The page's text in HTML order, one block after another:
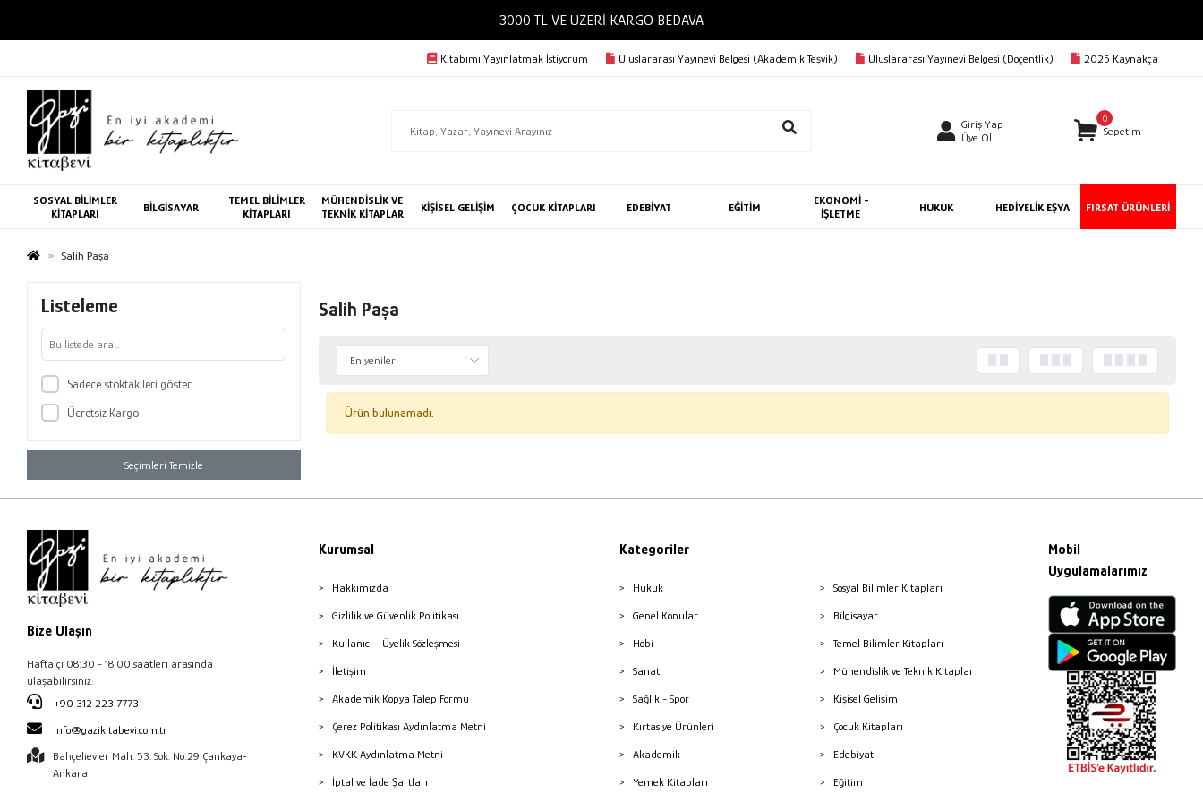
3000 TL VE ÜZERİ KARGO BEDAVA
Kitabımı Yayınlatmak İstiyorum Uluslararası Yayınevi Belgesi (Akademik Teşvik) Uluslararası Yayınevi Belgesi (Doçentlik) 2025 Kaynakça
Giriş Yap
Üye Ol
0
Sepetim
SOSYAL BİLİMLER
KİTAPLARI
BİLGİSAYAR
TEMEL BİLİMLER
KİTAPLARI
MÜHENDİSLİK VE
TEKNİK KİTAPLAR
KİŞİSEL GELİŞİM ÇOCUK KİTAPLARI EDEBİYAT EĞİTİM
EKONOMİ -
İŞLETME
HUKUK HEDİYELİK EŞYA FIRSAT ÜRÜNLERİ
Salih Paşa
Listeleme
Sadece stoktakileri göster
Ücretsiz Kargo
Seçimleri Temizle
Salih Paşa
Ürün bulunamadı.
Bize Ulaşın
Haftaiçi 08:30 - 18:00 saatleri arasında
ulaşabilirsiniz.
+90 312 223 7773
info@gazikitabevi.com.tr
Bahçelievler Mah. 53. Sok. No:29 Çankaya-
Ankara
Kurumsal
Hakkımızda
Gizlilik ve Güvenlik Politikası
Kullanıcı - Üyelik Sözleşmesi
İletişim
Akademik Kopya Talep Formu
Çerez Politikası Aydınlatma Metni
KVKK Aydınlatma Metni
İptal ve İade Şartları
Kategoriler
Hukuk
Genel Konular
Hobi
Sanat
Sağlık - Spor
Kırtasiye Ürünleri
Akademik
Yemek Kitapları
Sosyal Bilimler Kitapları
Bilgisayar
Temel Bilimler Kitapları
Mühendislik ve Teknik Kitaplar
Kişisel Gelişim
Çocuk Kitapları
Edebiyat
Eğitim
Mobil
Uygulamalarımız